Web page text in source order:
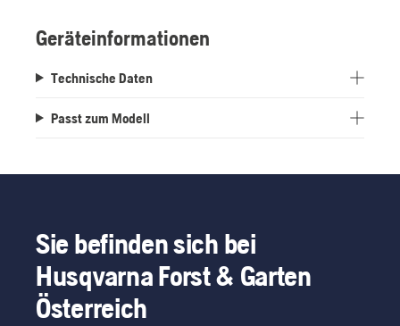
Geräteinformationen
Technische Daten
Passt zum Modell
Sie befinden sich bei
Husqvarna Forst & Garten
Österreich